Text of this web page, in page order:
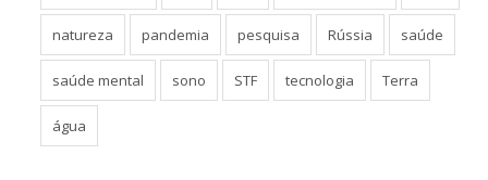
natureza pandemia pesquisa Rússia saúde
saúde mental sono STF tecnologia Terra
água